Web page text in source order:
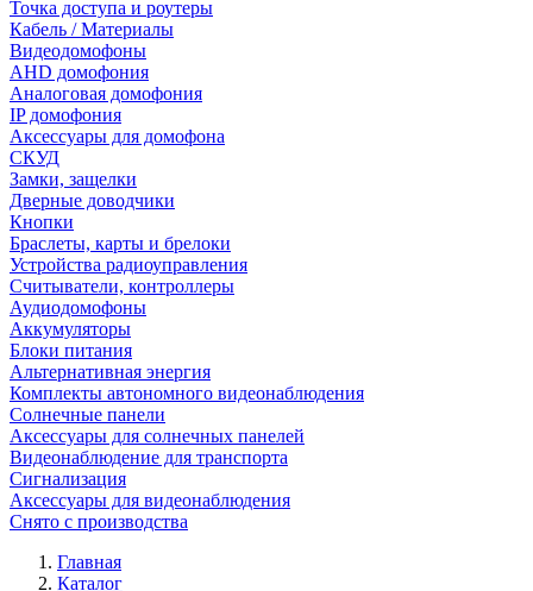
Точка доступа и роутеры
Кабель / Материалы
Видеодомофоны
AHD домофония
Аналоговая домофония
IP домофония
Аксессуары для домофона
СКУД
Замки, защелки
Дверные доводчики
Кнопки
Браслеты, карты и брелоки
Устройства радиоуправления
Считыватели, контроллеры
Аудиодомофоны
Аккумуляторы
Блоки питания
Альтернативная энергия
Комплекты автономного видеонаблюдения
Солнечные панели
Аксессуары для солнечных панелей
Видеонаблюдение для транспорта
Сигнализация
Аксессуары для видеонаблюдения
Снято с производства
Главная
Каталог